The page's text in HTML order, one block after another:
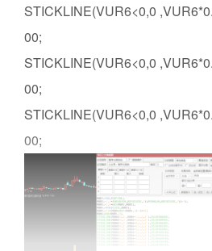
STICKLINE(VUR6<0,0
00;
STICKLINE(VUR6<0,0
00;
STICKLINE(VUR6<0,0
00;